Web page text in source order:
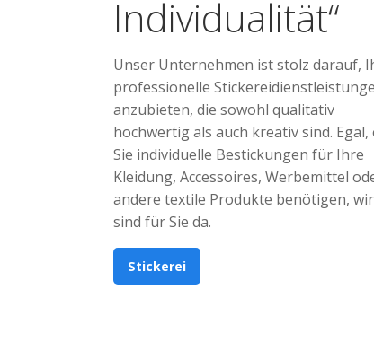
Individualität“
Unser Unternehmen ist stolz darauf,
professionelle
anzubieten, die sowohl qualitativ
hochwertig als auch kreativ sind. Egal,
Sie individuelle Bestickungen für Ihre
Kleidung, Accessoires, Werbemittel
andere textile Produkte benötigen, wir
sind für Sie da.
Stickerei